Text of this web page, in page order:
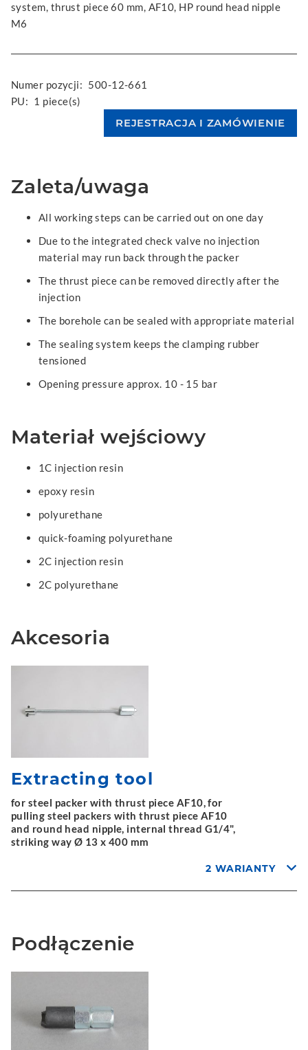
system, thrust piece 60 mm, AF10, HP round head nipple
M6
Numer pozycji: 500-12-661
PU: 1 piece(s)
Zaleta/uwaga
All working steps can be carried out on one day
Due to the integrated check valve no injection
material may run back through the packer
The thrust piece can be removed directly after the
injection
The borehole can be sealed with appropriate material
The sealing system keeps the clamping rubber
tensioned
Opening pressure approx. 10 - 15 bar
Materiał wejściowy
1C injection resin
epoxy resin
polyurethane
quick-foaming polyurethane
2C injection resin
2C polyurethane
Akcesoria
Extracting tool
for steel packer with thrust piece AF10, for
pulling steel packers with thrust piece AF10
and round head nipple, internal thread G1/4",
striking way Ø 13 x 400 mm
2 WARIANTY
Podłączenie